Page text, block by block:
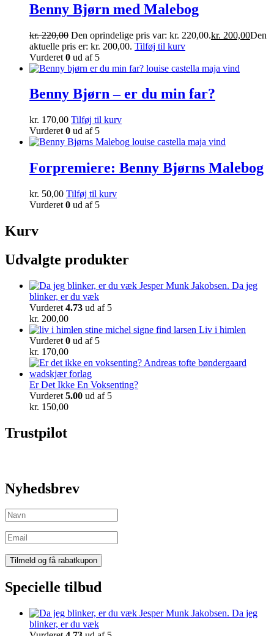
Benny Bjørn med Malebog
kr.220,00 Den oprindelige pris var: kr. 220,00.kr. 200,00Den
aktuelle pris er: kr. 200,00. Tilføj til kurv
Vurderet 0 ud af 5
Benny Bjørn – er du min far?
kr. 170,00 Tilføj til kurv
Vurderet 0 ud af 5
Forpremiere: Benny Bjørns Malebog
kr. 50,00 Tilføj til kurv
Vurderet 0 ud af 5
Kurv
Udvalgte produkter
Da jeg
blinker, er du væk
Vurderet 4.73 ud af 5
kr. 200,00
Liv i himlen
Vurderet 0 ud af 5
kr. 170,00
Er Det Ikke En Voksenting?
Vurderet 5.00 ud af 5
kr. 150,00
Trustpilot
Nyhedsbrev
Specielle tilbud
Da jeg
blinker, er du væk